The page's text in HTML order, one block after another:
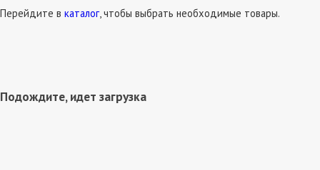
Перейдите в каталог, чтобы выбрать необходимые товары.
Подождите, идет загрузка